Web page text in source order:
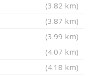
(3.82 km)
(3.87 km)
(3.99 km)
(4.07 km)
(4.18 km)